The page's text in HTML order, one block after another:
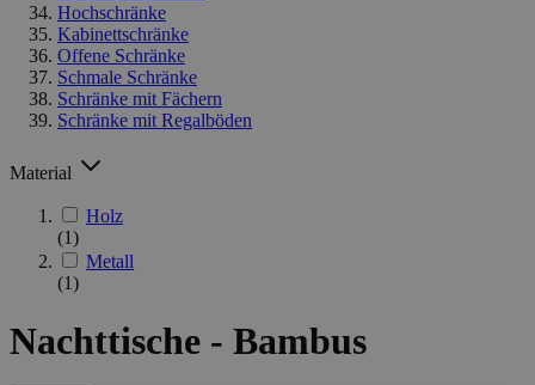
Hochschränke
Kabinettschränke
Offene Schränke
Schmale Schränke
Schränke mit Fächern
Schränke mit Regalböden
Material
Holz
(1)
Metall
(1)
Nachttische - Bambus